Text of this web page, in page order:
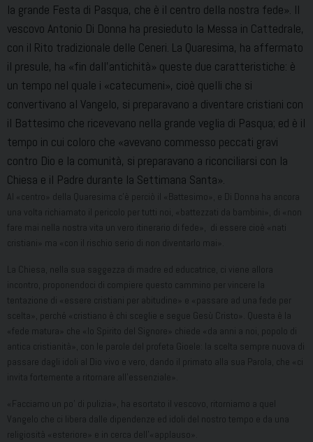
la grande Festa di Pasqua, che è il centro della nostra fede». Il
vescovo Antonio Di Donna ha presieduto la Messa in Cattedrale,
con il Rito tradizionale delle Ceneri. La Quaresima, ha affermato
il presule, ha «fin dall’antichità» queste due caratteristiche: è
un tempo nel quale i «catecumeni», cioè quelli che si
convertivano al Vangelo, si preparavano a diventare cristiani con
il Battesimo che ricevevano nella grande veglia di Pasqua; ed è il
tempo in cui coloro che «avevano commesso peccati gravi
contro Dio e la comunità, si preparavano a riconciliarsi con la
Chiesa e il Padre durante la Settimana Santa».
Al «centro» della Quaresima c’è perciò il «Battesimo», e Di Donna ha ancora
una volta richiamato il pericolo per tutti noi, «battezzati da bambini», di «non
fare mai nella nostra vita un vero itinerario di fede», di essere cioè «nati
cristiani» ma «con il rischio serio di non diventarlo mai».
La Chiesa, nella sua saggezza di madre ed educatrice, ci viene allora
incontro, proponendoci di compiere questo cammino per vincere la
tentazione di «essere cristiani per abitudine» e «passare ad una fede per
scelta», perché «cristiano è chi sceglie e segue Gesù Cristo». Questa è la
«fede matura» che «lo Spirito del Signore» chiede «da anni a noi, popolo di
antica cristianità», con le parole del profeta Gioele: la scelta sempre nuova di
passare dagli idoli al Dio vivo e vero, dando il primato alla sua Parola, che «ci
invita fortemente a ritornare all’essenziale».
«Facciamo un po’ di pulizia», ha esortato il vescovo, ritorniamo a quel
Vangelo che ci libera dalle dipendenze ed idoli del nostro tempo e da una
religiosità «esteriore» e in cerca dell’«applauso».